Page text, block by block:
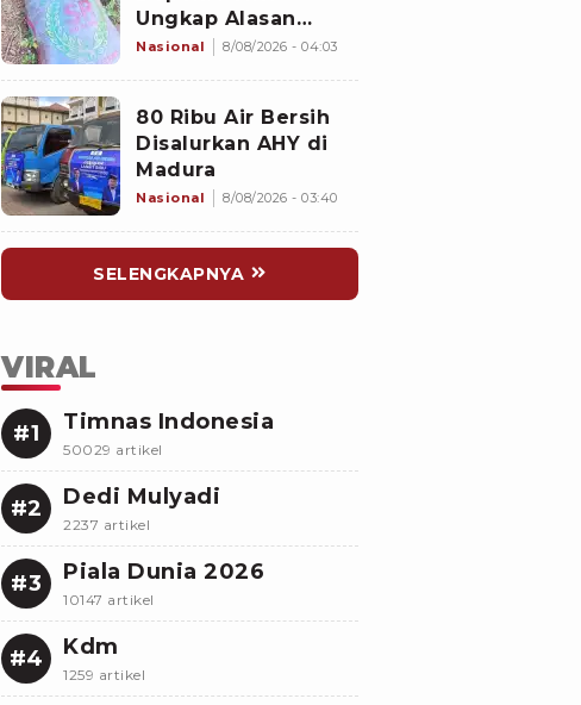
Ungkap Alasan
Mengapa Potongan
Ditemukan
Nasional 8/08/2026 - 04:03
80 Ribu Air Bersih
Disalurkan AHY di
Madura
Nasional 8/08/2026 - 03:40
SELENGKAPNYA
VIRAL
#1 Timnas Indonesia
50029 artikel
#2 Dedi Mulyadi
2237 artikel
#3 Piala Dunia 2026
10147 artikel
#4 Kdm
1259 artikel